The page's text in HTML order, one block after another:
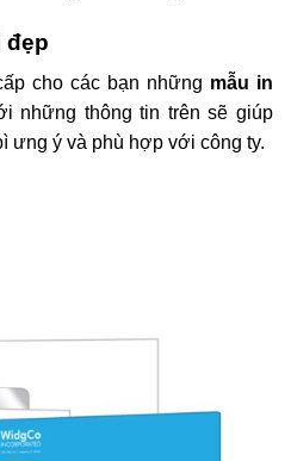
đẹp
cho các bạn những mẫu in
những thông tin trên sẽ giúp
ưng ý và phù hợp với công ty.